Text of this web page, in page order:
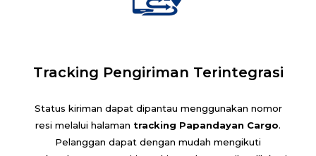
Tracking Pengiriman Terintegrasi
Status kiriman dapat dipantau menggunakan nomor
resi melalui halaman tracking Papandayan Cargo.
Pelanggan dapat dengan mudah mengikuti